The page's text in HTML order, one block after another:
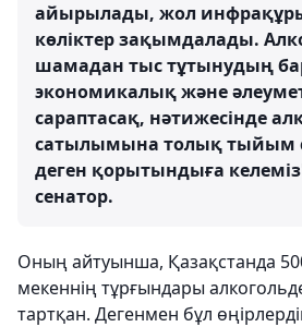
айырылады, жол
көліктер зақымдалады.
шамадан тыс тұтынудың
экономикалық және
сараптасақ, нәтижесінде
сатылымына толық тыйым
деген қорытындыға
сенатор.
Оның айтуынша, Қазақстанда
мекеннің тұрғындары
тартқан. Дегенмен бұл